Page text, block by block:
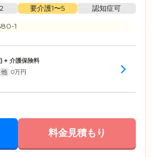
要介護1〜5
認知症可
1
) + 介護保険料
他 0万円
料金見積もり